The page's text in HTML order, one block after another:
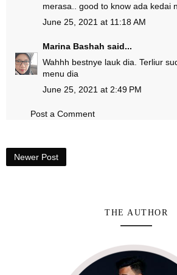
merasa.. good to know ada kedai
June 25, 2021 at 11:18 AM
Marina Bashah said...
Wahhh bestnye lauk dia. Terliur
menu dia
June 25, 2021 at 2:49 PM
Post a Comment
Newer Post
THE AUTHOR